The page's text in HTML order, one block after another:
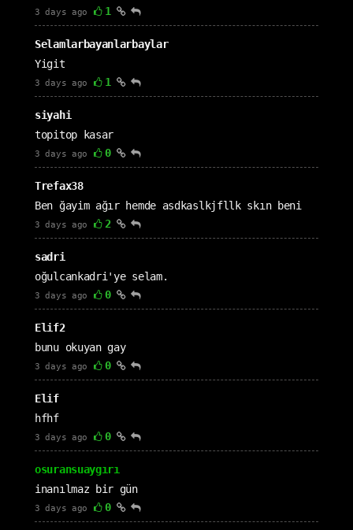
3 days ago 1
Selamlarbayanlarbaylar
Yigit
3 days ago 1
siyahi
topitop kasar
3 days ago 0
Trefax38
Ben ğayim ağır hemde asdkaslkjfllk skın beni
3 days ago 2
sadri
oğulcankadri'ye selam.
3 days ago 0
Elif2
bunu okuyan gay
3 days ago 0
Elif
hfhf
3 days ago 0
osuransuaygırı
inanılmaz bir gün
3 days ago 0